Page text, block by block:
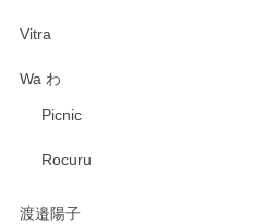
Vitra
Wa わ
Picnic
Rocuru
渡邉陽子